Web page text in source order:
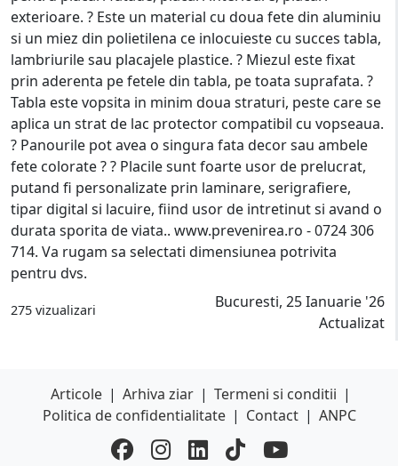
exterioare. ? Este un material cu doua fete din aluminiu
si un miez din polietilena ce inlocuieste cu succes tabla,
lambriurile sau placajele plastice. ? Miezul este fixat
prin aderenta pe fetele din tabla, pe toata suprafata. ?
Tabla este vopsita in minim doua straturi, peste care se
aplica un strat de lac protector compatibil cu vopseaua.
? Panourile pot avea o singura fata decor sau ambele
fete colorate ? ? Placile sunt foarte usor de prelucrat,
putand fi personalizate prin laminare, serigrafiere,
tipar digital si lacuire, fiind usor de intretinut si avand o
durata sporita de viata.. www.prevenirea.ro - 0724 306
714. Va rugam sa selectati dimensiunea potrivita
pentru dvs.
275 vizualizari
Bucuresti, 25 Ianuarie '26
Actualizat
Articole | Arhiva ziar | Termeni si conditii |
Politica de confidentialitate | Contact | ANPC